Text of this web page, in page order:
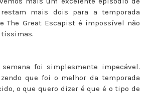
mais dois para a temporada
The Great Escapist é impossível não
foi simplesmente impecável.
que foi o melhor da temporada
o que quero dizer é que é o tipo de